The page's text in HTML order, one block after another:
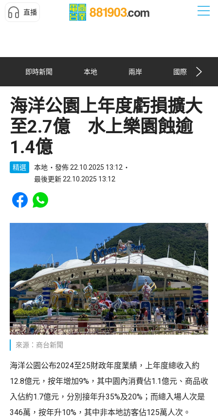
直播
即時新聞 本地 兩岸 國際
海洋公園上年度虧損擴大
至2.7億 水上樂園蝕逾
1.4億
精選 本地
發佈 22.10.2025 13:12
最後更新 22.10.2025 13:12
Share to Facebook
Share to WhatsApp
來源：商台新聞
海洋公園公布2024至25財政年度業績，上年度總收入約
12.8億元，按年增加9%，其中園內消費佔1.1億元、商品收
入佔約1.7億元，分別接年升35%及20%；而總入場人次是
346萬，按年升10%，其中非本地訪客佔125萬人次。